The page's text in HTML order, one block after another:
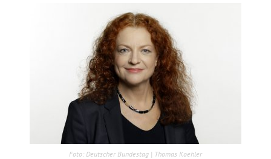
Bundestag 2017-2021
Obfrau im Ausschuss für Menschenrechte und
humanitäre Hilfe
Mein Abstimmungsverhalten
Ämter, Funktionen und Einkünfte
Deutscher Bundestag | Thomas Koehler